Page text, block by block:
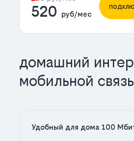
520 руб/мес
домашний
мобильной
Удобный для дома 100